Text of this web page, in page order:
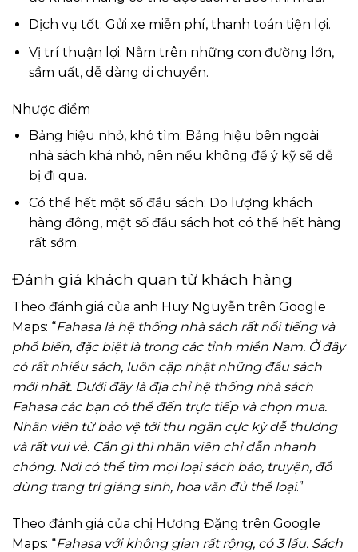
Dịch vụ tốt: Gửi xe miễn phí, thanh toán tiện lợi.
Vị trí thuận lợi: Nằm trên những con đường lớn,
sầm uất, dễ dàng di chuyển.
Nhược điểm
Bảng hiệu nhỏ, khó tìm: Bảng hiệu bên ngoài
nhà sách khá nhỏ, nên nếu không để ý kỹ sẽ dễ
bị đi qua.
Có thể hết một số đầu sách: Do lượng khách
hàng đông, một số đầu sách hot có thể hết hàng
rất sớm.
Đánh giá khách quan từ khách hàng
Theo đánh giá của anh Huy Nguyễn trên Google
Maps: “Fahasa là hệ thống nhà sách rất nổi tiếng và
phổ biến, đặc biệt là trong các tỉnh miền Nam. Ở đây
có rất nhiều sách, luôn cập nhật những đầu sách
mới nhất. Dưới đây là địa chỉ hệ thống nhà sách
Fahasa các bạn có thể đến trực tiếp và chọn mua.
Nhân viên từ bảo vệ tới thu ngân cực kỳ dễ thương
và rất vui vẻ. Cần gì thì nhân viên chỉ dẫn nhanh
chóng. Nơi có thể tìm mọi loại sách báo, truyện, đồ
dùng trang trí giáng sinh, hoa văn đủ thể loại.”
Theo đánh giá của chị Hương Đặng trên Google
Maps: “Fahasa với không gian rất rộng, có 3 lầu. Sách